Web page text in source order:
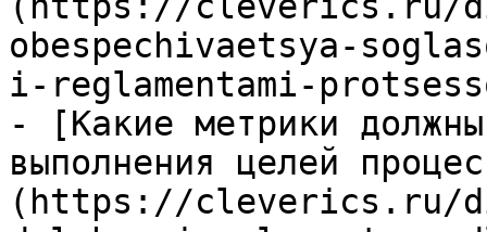
obespechivaetsya-
i-reglamentami-
- [Какие метрики
выполнения целей
(https://cleverics.ru/